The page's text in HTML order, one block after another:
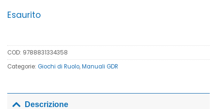
Esaurito
COD: 9788831334358
Categorie: Giochi di Ruolo,Manuali GDR
Descrizione